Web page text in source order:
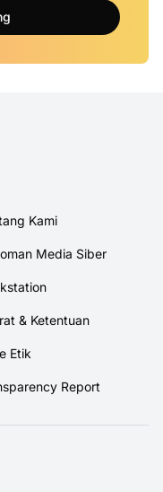
Kami
Media Siber
& Ketentuan
Etik
Report